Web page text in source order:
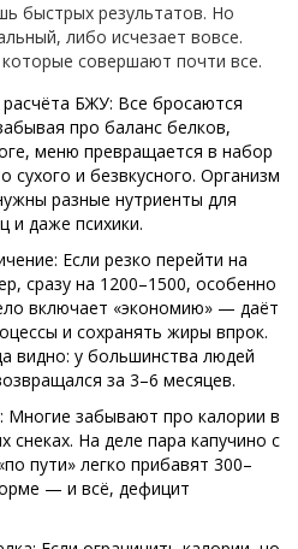
быстрых результатов. Но
либо исчезает вовсе.
совершают почти все.
расчёта БЖУ: Все бросаются
про баланс белков,
меню превращается в набор
сухого и безвкусного. Организм
разные нутриенты для
даже психики.
Если резко перейти на
сразу на 1200–1500, особенно
включает «экономию» — даёт
и сохранять жиры впрок.
видно: у большинства людей
за 3–6 месяцев.
Многие забывают про калории в
снеках. На деле пара капучино с
пути» легко прибавят 300–
— и всё, дефицит